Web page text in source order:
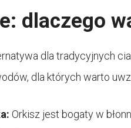
dlaczego
dla tradycyjnych
dla których warto
Orkisz jest bogaty w